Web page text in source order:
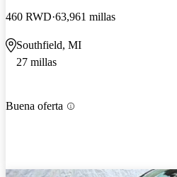
460 RWD 63,961 millas
Southfield, MI
27 millas
Buena oferta